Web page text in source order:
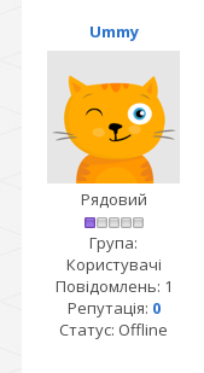
Ummy
Рядовий
Група:
Користувачі
Повідомлень: 1
Репутація: 0
Статус: Offline